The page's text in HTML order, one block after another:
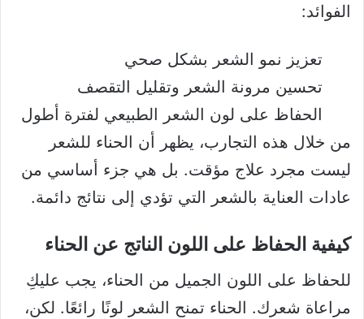
الفوائد:
تعزيز نمو الشعر بشكل صحي
تحسين مرونة الشعر وتقليل التقصف
الحفاظ على لون الشعر الطبيعي لفترة أطول
من خلال هذه التجارب، يظهر أن الحناء للشعر
ليست مجرد علاج مؤقت. بل هي جزء أساسي من
عادات العناية بالشعر التي تؤدي إلى نتائج دائمة.
كيفية الحفاظ على اللون الناتج عن الحناء
للحفاظ على اللون الجميل من الحناء، يجب عليكِ
مراعاة شعرك. الحناء تمنح الشعر لونًا رائعًا. لكن،